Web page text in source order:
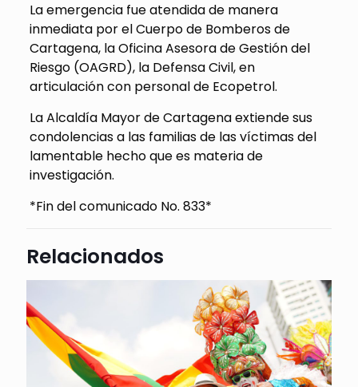
La emergencia fue atendida de manera
inmediata por el Cuerpo de Bomberos de
Cartagena, la Oficina Asesora de Gestión del
Riesgo (OAGRD), la Defensa Civil, en
articulación con personal de Ecopetrol.
La Alcaldía Mayor de Cartagena extiende sus
condolencias a las familias de las víctimas del
lamentable hecho que es materia de
investigación.
*Fin del comunicado No. 833*
Relacionados